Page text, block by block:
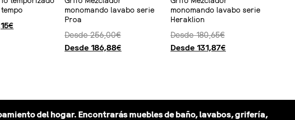
€
monomando lavabo serie
Proa
Desde256,00€
Desde 186,88€
monomando lavabo serie
Heraklion
Desde180,65€
Desde 131,87€
del hogar. Encontrarás muebles de baño, lavabos, grifería,